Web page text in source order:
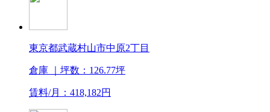
東京都武蔵村山市中原2丁目
倉庫 ｜坪数：126.77坪
賃料/月：418,182円